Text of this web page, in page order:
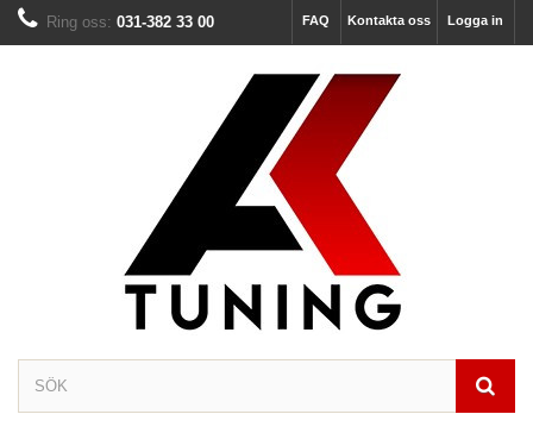
Logga in
Kontakta oss
FAQ
Ring oss: 031-382 33 00